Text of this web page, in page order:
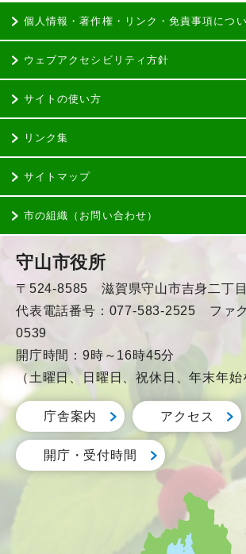
個人情報・著作権・リンク・免責事項につ
ウェブアクセシビリティ方針
サイトの使い方
リンク集
サイトマップ
市の組織（お問い合わせ）
守山市役所
〒524-8585 滋賀県守山市吉身二丁
代表電話番号：077-583-2525 ファ
0539
開庁時間：9時～16時45分
（土曜日、日曜日、祝休日、年末年始
庁舎案内 アクセス
開庁・受付時間